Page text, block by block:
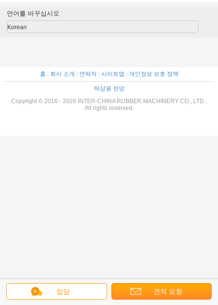
잡담 견적 요청
언어를 바꾸십시오
Korean
홈 회사 소개 연락처 사이트맵 개인정보 보호 정책
탁상용 전망
Copyright © 2016 - 2026 INTER-CHINA RUBBER MACHINERY CO., LTD..
All rights reserved.